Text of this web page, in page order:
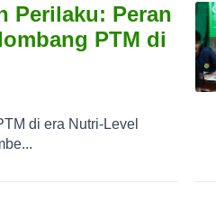
Perilaku: Peran
PTM di
di era Nutri-Level